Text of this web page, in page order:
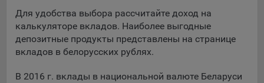
Остальные - не более года.
Отключение аналитических файлов cookie не позволяет
определять предпочтения пользователей сайта, в том числе
меры по совершенствованию работы сайта исходя из
Для удобства выбора рассчитайте доход на
калькуляторе вкладов. Наиболее выгодные
депозитные продукты представлены на странице
вкладов в белорусских рублях.
В 2016 г. вклады в национальной валюте Беларуси